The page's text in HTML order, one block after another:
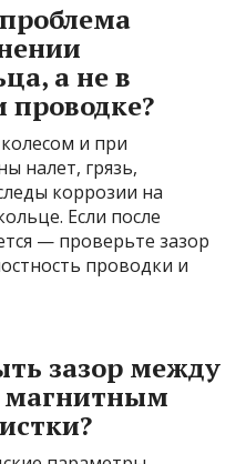
а не в
и при
налет, грязь,
коррозии на
Если после
— проверьте зазор
проводки и
зазор между
магнитным